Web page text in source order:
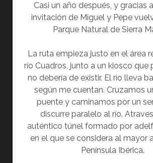
Casi un año después, y gracias
invitación de Miguel y Pepe
Parque Natural de Sierra
La ruta empieza justo en el área
río Cuadros, junto a un kiosco que
no debería de existir. El río lleva
según me cuentan. Cruzamos
puente y caminamos por un
discurre paralelo al río.
auténtico túnel formado por
en el que se considera al mayor
Península Ibérica.